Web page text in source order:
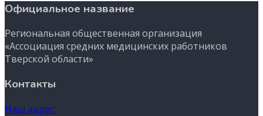
Официальное название
Региональная общественная организация
«Ассоциация средних медицинских работников
Тверской области»
Контакты
Наш адрес: